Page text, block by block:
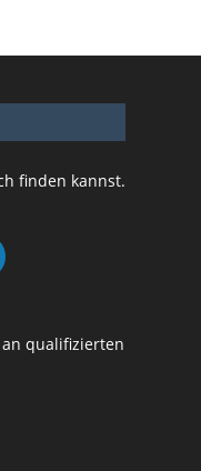
finden kannst.
qualifizierten